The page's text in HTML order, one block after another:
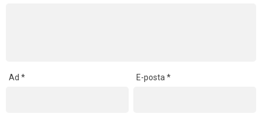
Ad * E-posta*